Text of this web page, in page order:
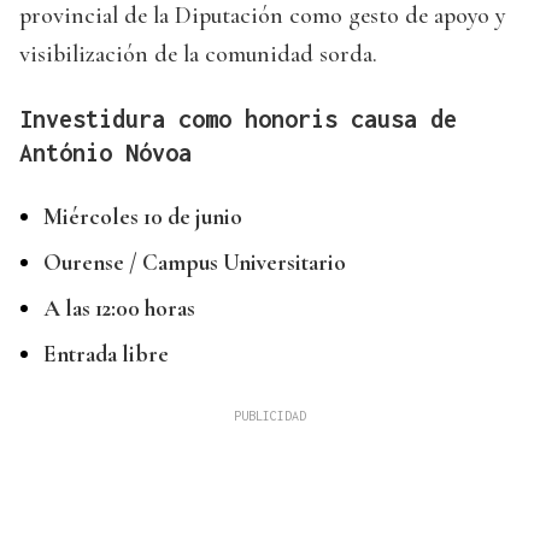
provincial de la Diputación como gesto de apoyo y
visibilización de la comunidad sorda.
Investidura como honoris causa de
António Nóvoa
Miércoles 10 de junio
Ourense / Campus Universitario
A las 12:00 horas
Entrada libre